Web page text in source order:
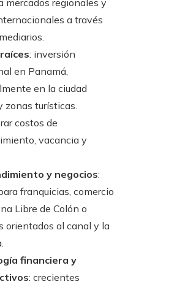
mercados regionales y
a través
: inversión
en Panamá,
en la ciudad
zonas turísticas.
costos de
vacancia y
y negocios:
franquicias, comercio
Libre de Colón o
orientados al canal y la
financiera y
: crecientes